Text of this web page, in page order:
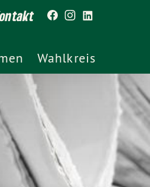
Wahlkreis